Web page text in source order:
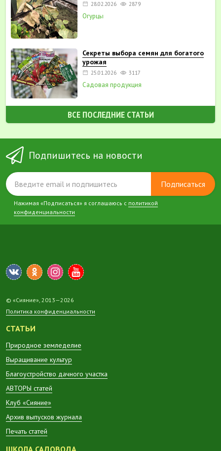
28.02.2026 2879
Огурцы
Секреты выбора семян для богатого
урожая
25.01.2026 3117
Садовая продукция
ВСЕ ПОСЛЕДНИЕ СТАТЬИ
Подпишитесь на новости
Подписаться
Нажимая «Подписаться» я соглашаюсь с политикой
конфиденциальности
© «Сияние», 2013—2026
Политика конфиденциальности
СТАТЬИ
Природное земледелие
Выращивание культур
Благоустройство дачного участка
АВТОРЫ статей
Клуб «Сияние»
Архив выпусков журнала
Печать статей
ШКОЛА САДОВОДА